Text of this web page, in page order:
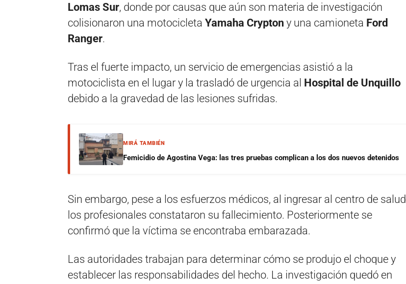
Lomas Sur, donde por causas que aún son materia de investigación
colisionaron una motocicleta Yamaha Crypton y una camioneta Ford
Ranger.
Tras el fuerte impacto, un servicio de emergencias asistió a la
motociclista en el lugar y la trasladó de urgencia al Hospital de Unquillo
debido a la gravedad de las lesiones sufridas.
MIRÁ TAMBIÉN
Femicidio de Agostina Vega: las tres pruebas complican a los dos nuevos detenidos
Sin embargo, pese a los esfuerzos médicos, al ingresar al centro de salud
los profesionales constataron su fallecimiento. Posteriormente se
confirmó que la víctima se encontraba embarazada.
Las autoridades trabajan para determinar cómo se produjo el choque y
establecer las responsabilidades del hecho. La investigación quedó en